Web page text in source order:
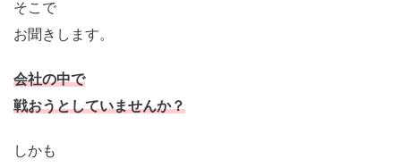
そこで
お聞きします。
会社の中で
戦おうとしていませんか？
しかも